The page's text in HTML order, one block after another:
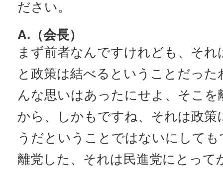
ださい。
A.（会長）
まず前者なんですけれども、それ
と政策は結べるということだっ
んな思いはあったにせよ、そこ
から、しかもですね、それは政策
うだということではないにして
離党した、それは民進党にとって